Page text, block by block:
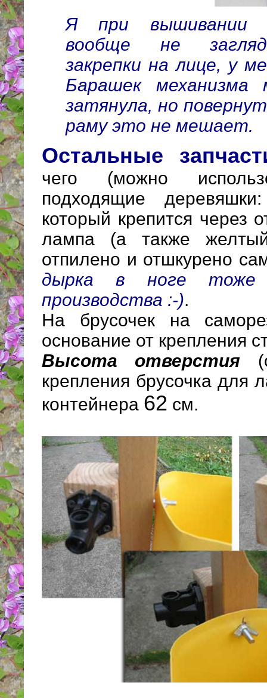
Я при вышивании
вообще не
закрепки на лице, у
Барашек механизма
затянула, но
раму это не мешает.
Остальные
чего (можно
подходящие
который крепится через
лампа (а также
отпилено и отшкурено
дырка в ноге тоже
производства :-).
На брусочек на
основание от крепления
Высота отверстия
крепления брусочка для
контейнера 62 см.